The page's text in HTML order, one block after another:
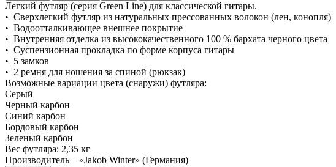
Легкий футляр (серия Green Line) для классической гитары.
• Сверхлегкий футляр из натуральных прессованных волокон (лен, конопля)
• Водоотталкивающее внешнее покрытие
• Внутренняя отделка из высококачественного 100 % бархата черного цвета
• Суспензионная прокладка по форме корпуса гитары
• 5 замков
• 2 ремня для ношения за спиной (рюкзак)
Возможные вариации цвета (снаружи) футляра:
Серый
Черный карбон
Синий карбон
Бордовый карбон
Зеленый карбон
Вес футляра: 2,35 кг
Производитель – «Jakob Winter» (Германия)